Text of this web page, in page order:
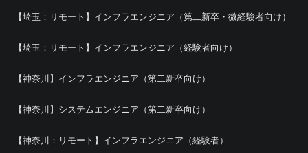
【埼玉：リモート】インフラエンジニア（第二新卒・微経験者向け）
【埼玉：リモート】インフラエンジニア（経験者向け）
【神奈川】インフラエンジニア（第二新卒向け）
【神奈川】システムエンジニア（第二新卒向け）
【神奈川：リモート】インフラエンジニア（経験者）